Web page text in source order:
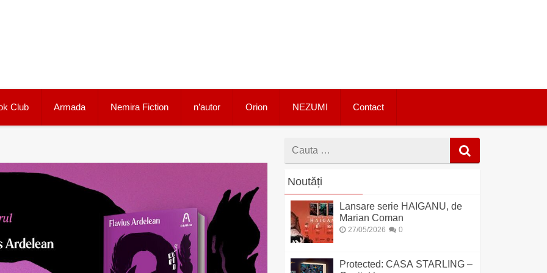
Club Armada Nemira Fiction n’autor Orion NEZUMI Contact
Cauta
Noutăți
Lansare serie HAIGANU, de
Marian Coman
27/05/2026 0
Protected: CASA STARLING –